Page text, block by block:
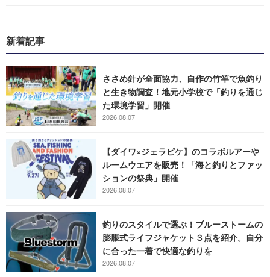
新着記事
ささめ針が全面協力、自作の竹竿で魚釣り
と生き物調査！地元小学校で「釣りを通じ
た環境学習」開催
2026.08.07
【ダイワ×ジェラピケ】のコラボルアーや
ルームウエアを販売！「海と釣りとファッ
ションの祭典」開催
2026.08.07
釣りのスタイルで選ぶ！ブルーストームの
膨脹式ライフジャケット３点を紹介。自分
に合った一着で快適な釣りを
2026.08.07